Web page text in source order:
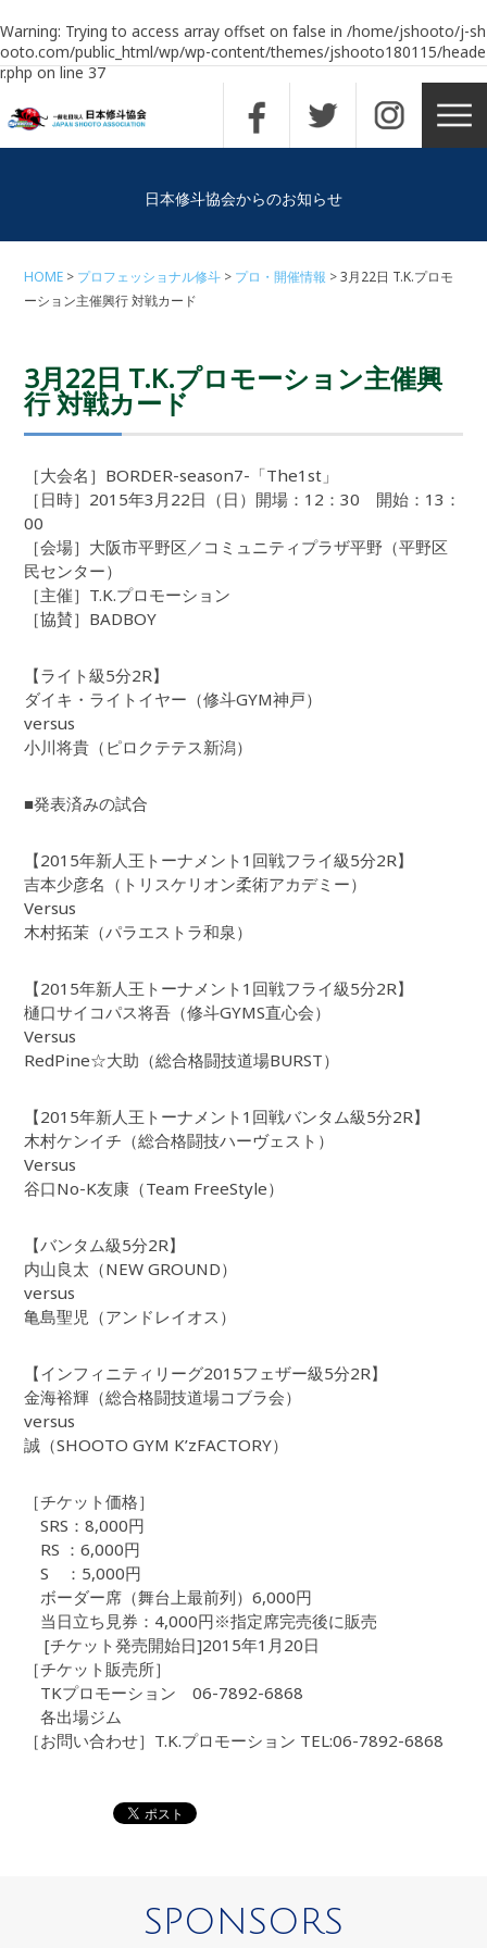
Warning: Trying to access array offset on false in /home/jshooto/j-sh
ooto.com/public_html/wp/wp-content/themes/jshooto180115/heade
r.phpon line37
日本修斗協会からのお知らせ
HOME プロフェッショナル修斗 プロ・開催情報
3月22日 T.K.プロモ
ーション主催興行 対戦カード
3月22日 T.K.プロモーション主催興
行 対戦カード
［大会名］BORDER-season7-「The1st」
［日時］2015年3月22日（日）開場：12：30 開始：13：
00
［会場］大阪市平野区／コミュニティプラザ平野（平野区
民センター）
［主催］T.K.プロモーション
［協賛］BADBOY
【ライト級5分2R】
ダイキ・ライトイヤー（修斗GYM神戸）
versus
小川将貴（ピロクテテス新潟）
■発表済みの試合
【2015年新人王トーナメント1回戦フライ級5分2R】
吉本少彦名（トリスケリオン柔術アカデミー）
Versus
木村拓茉（パラエストラ和泉）
【2015年新人王トーナメント1回戦フライ級5分2R】
樋口サイコパス将吾（修斗GYMS直心会）
Versus
RedPine☆大助（総合格闘技道場BURST）
【2015年新人王トーナメント1回戦バンタム級5分2R】
木村ケンイチ（総合格闘技ハーヴェスト）
Versus
谷口No-K友康（Team FreeStyle）
【バンタム級5分2R】
内山良太（NEW GROUND）
versus
亀島聖児（アンドレイオス）
【インフィニティリーグ2015フェザー級5分2R】
金海裕輝（総合格闘技道場コブラ会）
versus
誠（SHOOTO GYM K’zFACTORY）
［チケット価格］
SRS：8,000円
RS ：6,000円
S ：5,000円
ボーダー席（舞台上最前列）6,000円
当日立ち見券：4,000円※指定席完売後に販売
[チケット発売開始日]2015年1月20日
［チケット販売所］
TKプロモーション 06-7892-6868
各出場ジム
［お問い合わせ］T.K.プロモーション TEL:06-7892-6868
SPONSORS